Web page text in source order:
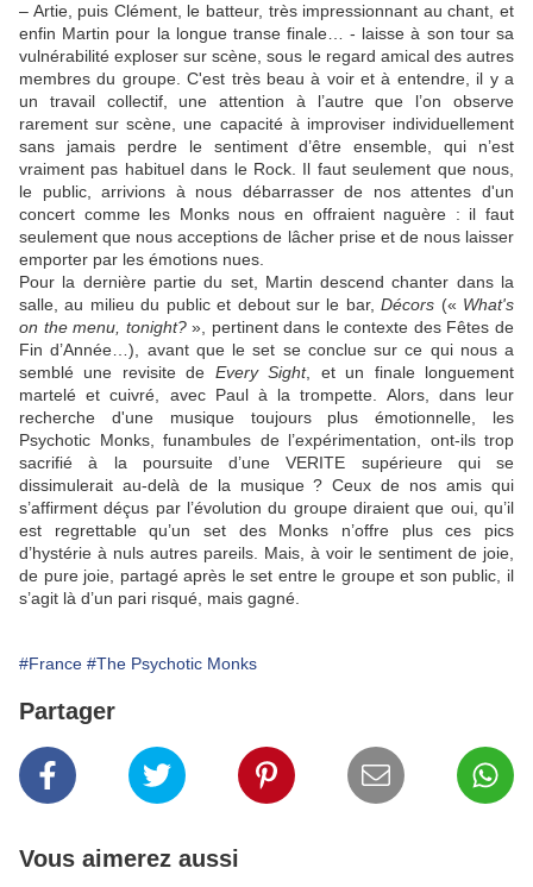
– Artie, puis Clément, le batteur, très impressionnant au chant, et
enfin Martin pour la longue transe finale… - laisse à son tour sa
vulnérabilité exploser sur scène, sous le regard amical des autres
membres du groupe. C'est très beau à voir et à entendre, il y a
un travail collectif, une attention à l’autre que l’on observe
rarement sur scène, une capacité à improviser individuellement
sans jamais perdre le sentiment d’être ensemble, qui n’est
vraiment pas habituel dans le Rock. Il faut seulement que nous,
le public, arrivions à nous débarrasser de nos attentes d'un
concert comme les Monks nous en offraient naguère : il faut
seulement que nous acceptions de lâcher prise et de nous laisser
emporter par les émotions nues.
Pour la dernière partie du set, Martin descend chanter dans la
salle, au milieu du public et debout sur le bar,Décors (« What's
on the menu, tonight?», pertinent dans le contexte des Fêtes de
Fin d’Année…), avant que le set se conclue sur ce qui nous a
semblé une revisite de Every Sight, et un finale longuement
martelé et cuivré, avec Paul à la trompette. Alors, dans leur
recherche d'une musique toujours plus émotionnelle, les
Psychotic Monks, funambules de l’expérimentation, ont-ils trop
sacrifié à la poursuite d’une VERITE supérieure qui se
dissimulerait au-delà de la musique ? Ceux de nos amis qui
s’affirment déçus par l’évolution du groupe diraient que oui, qu’il
est regrettable qu’un set des Monks n’offre plus ces pics
d’hystérie à nuls autres pareils. Mais, à voir le sentiment de joie,
de pure joie, partagé après le set entre le groupe et son public, il
s’agit là d’un pari risqué, mais gagné.
#France #The Psychotic Monks
Partager
Vous aimerez aussi